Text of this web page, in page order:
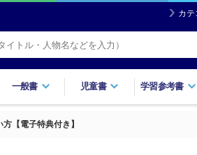
カ
一般書 児童書 学習参考書
【電子特典付き】